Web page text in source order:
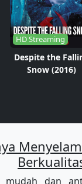
HD Streaming
Despite the
Snow (2016)
mudah dan